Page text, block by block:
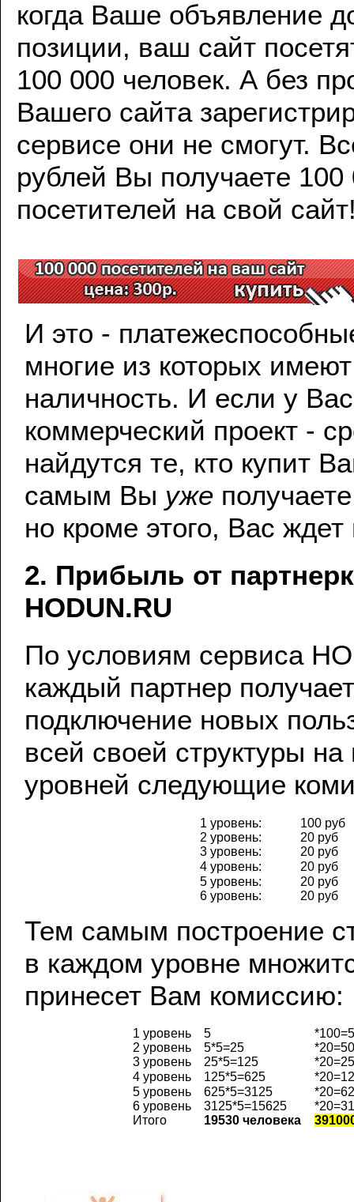
когда Ваше объявление
позиции, ваш сайт
100 000 человек. А без
Вашего сайта
сервисе они не смогут.
рублей Вы получаете 100
посетителей на свой
И это -
многие из которых
наличность. И если у Вас
коммерческий проект -
найдутся те, кто купит
самым Вы уже
но кроме этого, Вас ждет
2. Прибыль от
HODUN.RU
По условиям сервиса
каждый партнер
подключение новых
всей своей структуры на
уровней следующие
1 уровень:
100 руб
2 уровень:
20 руб
3 уровень:
20 руб
4 уровень:
20 руб
5 уровень:
20 руб
6 уровень:
20 руб
Тем самым построение
в каждом уровне
принесет Вам комиссию:
1 уровень 5
2 уровень
5*5=25
3 уровень
25*5=125
4 уровень
125*5=625
5 уровень
625*5=3125
6 уровень
3125*5=15625
Итого
19530 человека